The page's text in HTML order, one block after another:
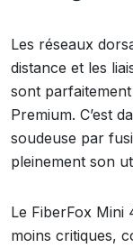
Les réseaux
distance et les
sont
Premium. C’est
soudeuse par
pleinement son
Le FiberFox Mini
moins critiques,